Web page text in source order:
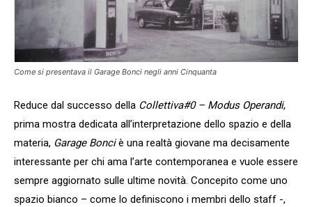
Come si presentava il Garage Bonci negli anni Cinquanta
Reduce dal successo della Collettiva#0 – Modus Operandi,
prima mostra dedicata all’interpretazione dello spazio e della
materia, Garage Bonciè una realtà giovane ma decisamente
interessante per chi ama l’arte contemporanea e vuole essere
sempre aggiornato sulle ultime novità. Concepito come uno
spazio bianco – come lo definiscono i membri dello staff -,